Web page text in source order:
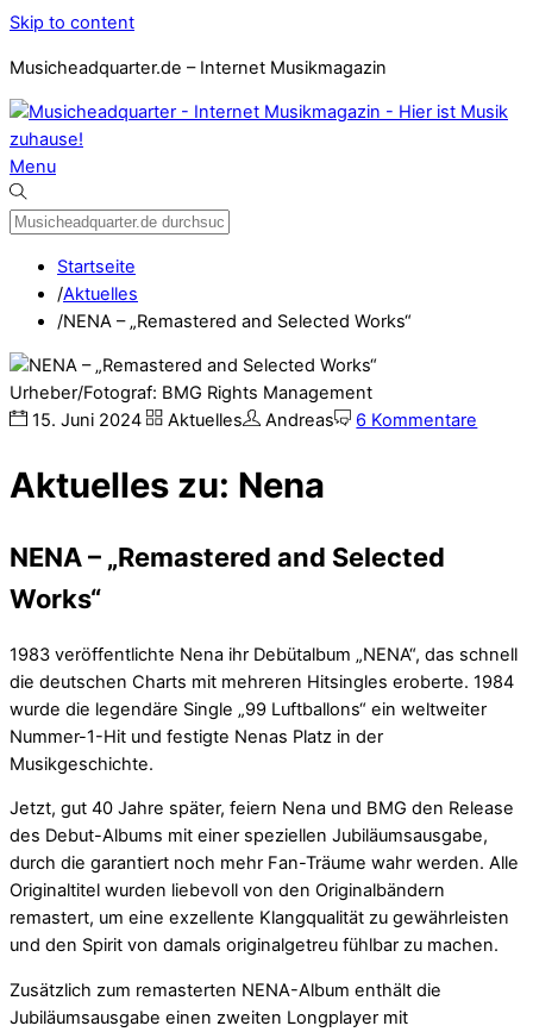
Skip to content
Musicheadquarter.de – Internet Musikmagazin
Menu
Startseite
/Aktuelles
/NENA – „Remastered and Selected Works“
Urheber/Fotograf: BMG Rights Management
15. Juni 2024 Aktuelles Andreas 6 Kommentare
Aktuelles zu: Nena
NENA – „Remastered and Selected
Works“
1983 veröffentlichte Nena ihr Debütalbum „NENA“, das schnell
die deutschen Charts mit mehreren Hitsingles eroberte. 1984
wurde die legendäre Single „99 Luftballons“ ein weltweiter
Nummer-1-Hit und festigte Nenas Platz in der
Musikgeschichte.
Jetzt, gut 40 Jahre später, feiern Nena und BMG den Release
des Debut-Albums mit einer speziellen Jubiläumsausgabe,
durch die garantiert noch mehr Fan-Träume wahr werden. Alle
Originaltitel wurden liebevoll von den Originalbändern
remastert, um eine exzellente Klangqualität zu gewährleisten
und den Spirit von damals originalgetreu fühlbar zu machen.
Zusätzlich zum remasterten NENA-Album enthält die
Jubiläumsausgabe einen zweiten Longplayer mit